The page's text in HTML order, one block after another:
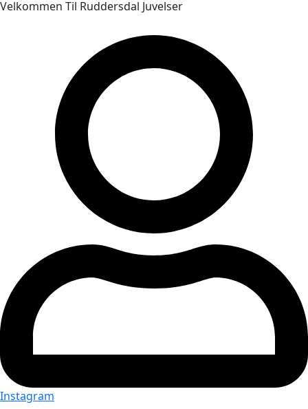
Velkommen Til Ruddersdal Juvelser
Instagram